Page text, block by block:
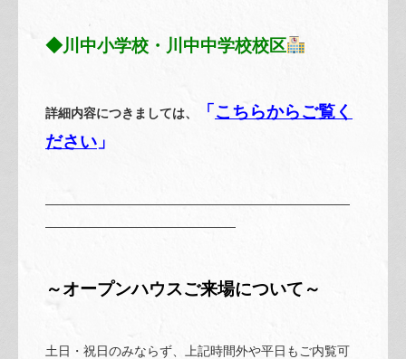
◆川中小学校・川中中学校校区
詳細内容につきましては、 「 こちらからご覧く
ださい 」
————————————————————————
———————————————
～オープンハウスご来場について～
土日・祝日のみならず、上記時間外や平日もご内覧可